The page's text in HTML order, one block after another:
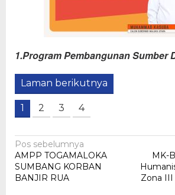
1.Program Pembangunan Sumber
Laman berikutnya
1 2 3 4
Navigasi
pos
Pos sebelumnya
AMPP TOGAMALOKA
SUMBANG KORBAN
BANJIR RUA
MK-
Zona III